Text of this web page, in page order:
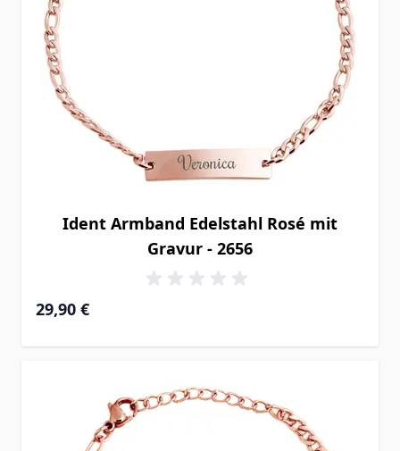
Ident Armband Edelstahl Rosé mit
Gravur - 2656
29,90 €